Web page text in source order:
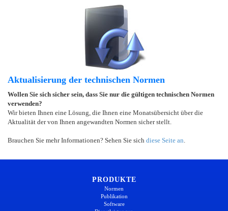
Aktualisierung der technischen Normen
Wollen Sie sich sicher sein, dass Sie nur die gültigen technischen Normen
verwenden?
Wir bieten Ihnen eine Lösung, die Ihnen eine Monatsübersicht über die
Aktualität der von Ihnen angewandten Normen sicher stellt.
Brauchen Sie mehr Informationen? Sehen Sie sich diese Seite an
PRODUKTE
Normen
Publikation
Software